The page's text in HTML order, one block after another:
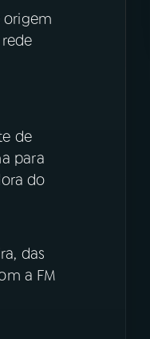
origem
de
para
do
das
a FM